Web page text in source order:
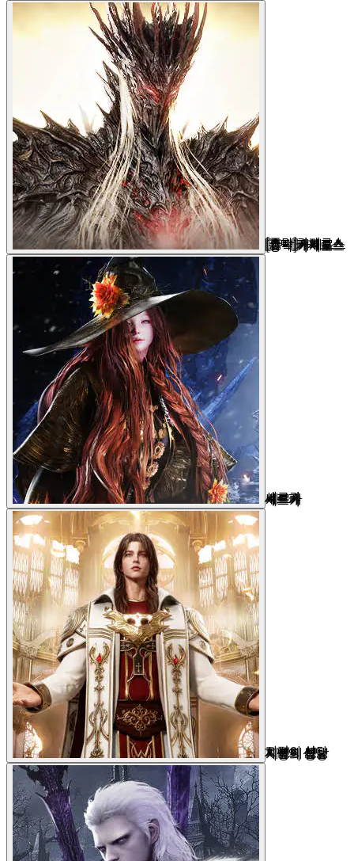
[종막]카제로스
세르카
지평의 성당